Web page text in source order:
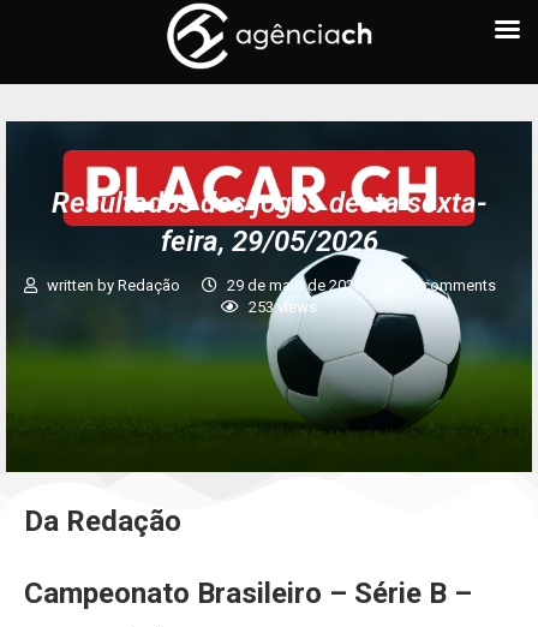
Resultados dos jogos desta sexta-
feira, 29/05/2026
written by Redação 29 de maio de 2026
0 comments
253views
Da Redação
Campeonato Brasileiro – Série B –